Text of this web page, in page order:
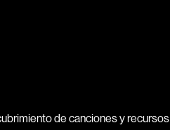
de canciones y recursos